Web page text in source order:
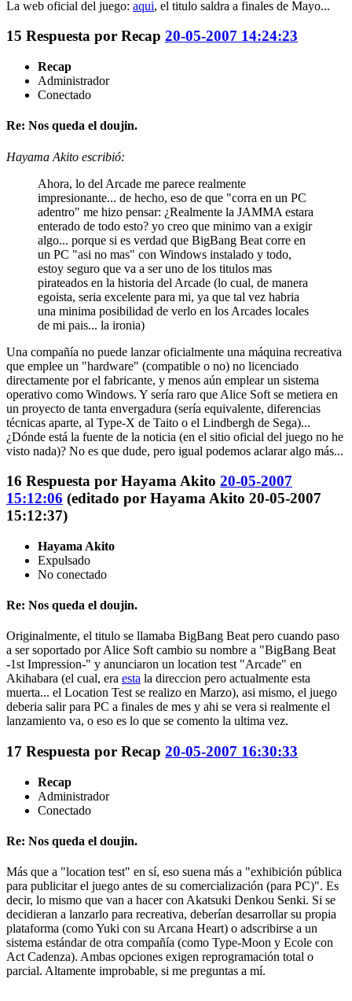
La web oficial del juego: aqui, el titulo saldra a finales de Mayo...
15 Respuesta por Recap 20-05-2007 14:24:23
Recap
Administrador
Conectado
Re: Nos queda el doujin.
Hayama Akito escribió:
Ahora, lo del Arcade me parece realmente
impresionante... de hecho, eso de que "corra en un PC
adentro" me hizo pensar: ¿Realmente la JAMMA estara
enterado de todo esto? yo creo que minimo van a exigir
algo... porque si es verdad que BigBang Beat corre en
un PC "asi no mas" con Windows instalado y todo,
estoy seguro que va a ser uno de los titulos mas
pirateados en la historia del Arcade (lo cual, de manera
egoista, seria excelente para mi, ya que tal vez habria
una minima posibilidad de verlo en los Arcades locales
de mi pais... la ironia)
Una compañía no puede lanzar oficialmente una máquina recreativa
que emplee un "hardware" (compatible o no) no licenciado
directamente por el fabricante, y menos aún emplear un sistema
operativo como Windows. Y sería raro que Alice Soft se metiera en
un proyecto de tanta envergadura (sería equivalente, diferencias
técnicas aparte, al Type-X de Taito o el Lindbergh de Sega)...
¿Dónde está la fuente de la noticia (en el sitio oficial del juego no he
visto nada)? No es que dude, pero igual podemos aclarar algo más...
16 Respuesta por Hayama Akito 20-05-2007
15:12:06 (editado por Hayama Akito 20-05-2007
15:12:37)
Hayama Akito
Expulsado
No conectado
Re: Nos queda el doujin.
Originalmente, el titulo se llamaba BigBang Beat pero cuando paso
a ser soportado por Alice Soft cambio su nombre a "BigBang Beat
-1st Impression-" y anunciaron un location test "Arcade" en
Akihabara (el cual, era esta la direccion pero actualmente esta
muerta... el Location Test se realizo en Marzo), asi mismo, el juego
deberia salir para PC a finales de mes y ahi se vera si realmente el
lanzamiento va, o eso es lo que se comento la ultima vez.
17 Respuesta por Recap 20-05-2007 16:30:33
Recap
Administrador
Conectado
Re: Nos queda el doujin.
Más que a "location test" en sí, eso suena más a "exhibición pública
para publicitar el juego antes de su comercialización (para PC)". Es
decir, lo mismo que van a hacer con Akatsuki Denkou Senki. Si se
decidieran a lanzarlo para recreativa, deberían desarrollar su propia
plataforma (como Yuki con su Arcana Heart) o adscribirse a un
sistema estándar de otra compañía (como Type-Moon y Ecole con
Act Cadenza). Ambas opciones exigen reprogramación total o
parcial. Altamente improbable, si me preguntas a mí.